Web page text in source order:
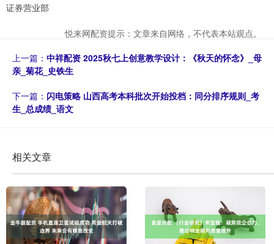
证券营业部
悦来网配资提示：文章来自网络，不代表本站观点。
上一篇： 中祥配资 2025秋七上创意教学设计：《秋天的怀念》_母
亲_菊花_史铁生
下一篇： 闪电策略 山西高考本科批次开始投档：同分排序规则_考
生_总成绩_语文
相关文章